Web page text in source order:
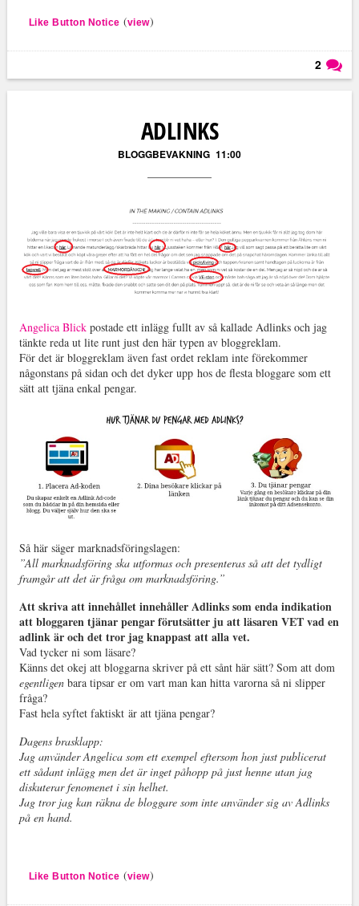
Like Button Notice (view)
2
ADLINKS
BLOGGBEVAKNING 11:00
Angelica Blickpostade ett inlägg fullt av så kallade Adlinks och jag
tänkte reda ut lite runt just den här typen av bloggreklam.
För det är bloggreklam även fast ordet reklam inte förekommer
någonstans på sidan och det dyker upp hos de flesta bloggare som ett
sätt att tjäna enkal pengar.
Så här säger marknadsföringslagen:
”All marknadsföring ska utformas och presenteras så att det tydligt
framgår att det är fråga om marknadsföring.”
Att skriva att innehållet innehåller Adlinks som enda indikation
att bloggaren tjänar pengar förutsätter ju att läsaren VET vad en
adlink är och det tror jag knappast att alla vet.
Vad tycker ni som läsare?
Känns det okej att bloggarna skriver på ett sånt här sätt? Som att dom
egentligenbara tipsar er om vart man kan hitta varorna så ni slipper
fråga?
Fast hela syftet faktiskt är att tjäna pengar?
Dagens brasklapp:
Jag använder Angelica som ett exempel eftersom hon just publicerat
ett sådant inlägg men det är inget påhopp på just henne utan jag
diskuterar fenomenet i sin helhet.
Jag tror jag kan räkna de bloggare som inte använder sig av Adlinks
på en hand.
Like Button Notice (view)